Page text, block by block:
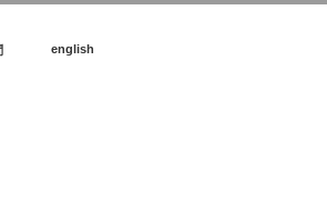
english